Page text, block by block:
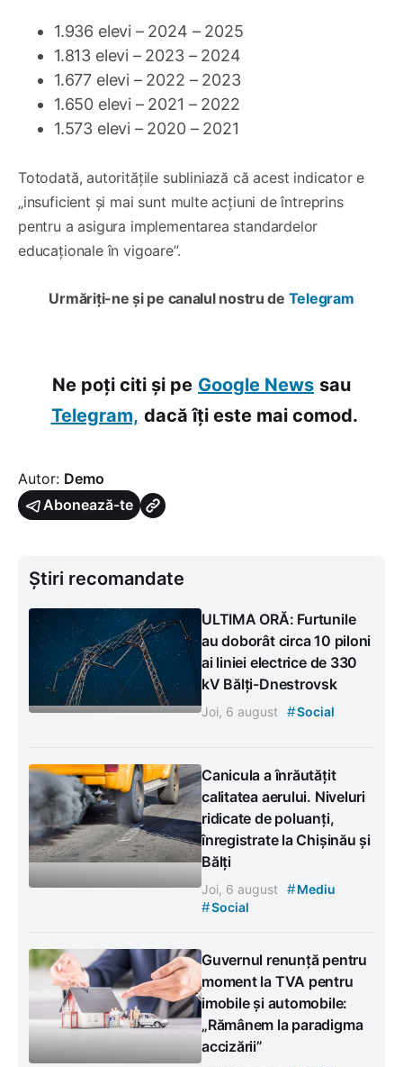
1.936 elevi – 2024 – 2025
1.813 elevi – 2023 – 2024
1.677 elevi – 2022 – 2023
1.650 elevi – 2021 – 2022
1.573 elevi – 2020 – 2021
Totodată, autoritățile subliniază că acest indicator e
„insuficient și mai sunt multe acțiuni de întreprins
pentru a asigura implementarea standardelor
educaționale în vigoare”.
Urmăriți-ne și pe canalul nostru de Telegram
Ne poți citi și pe Google News sau
Telegram, dacă îți este mai comod.
Autor: Demo
Abonează-te
Știri recomandate
ULTIMA ORĂ: Furtunile
au doborât circa 10 piloni
ai liniei electrice de 330
kV Bălți-Dnestrovsk
Joi, 6 august #Social
Canicula a înrăutățit
calitatea aerului. Niveluri
ridicate de poluanți,
înregistrate la Chișinău și
Bălți
Joi, 6 august #Mediu
#Social
Guvernul renunță pentru
moment la TVA pentru
imobile și automobile:
„Rămânem la paradigma
accizării”